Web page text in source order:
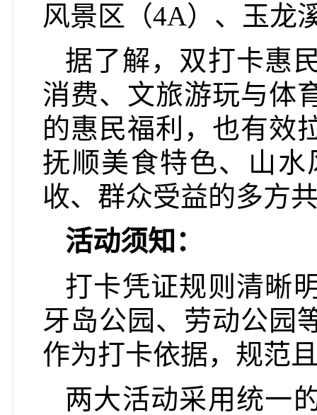
风景区（4A）、玉龙
据了解，双打卡惠
消费、文旅游玩与体
的惠民福利，也有效
抚顺美食特色、山
收、群众受益的多方
活动须知：
打卡凭证规则清晰
牙岛公园、劳动公园
作为打卡依据，规范
两大活动采用统一